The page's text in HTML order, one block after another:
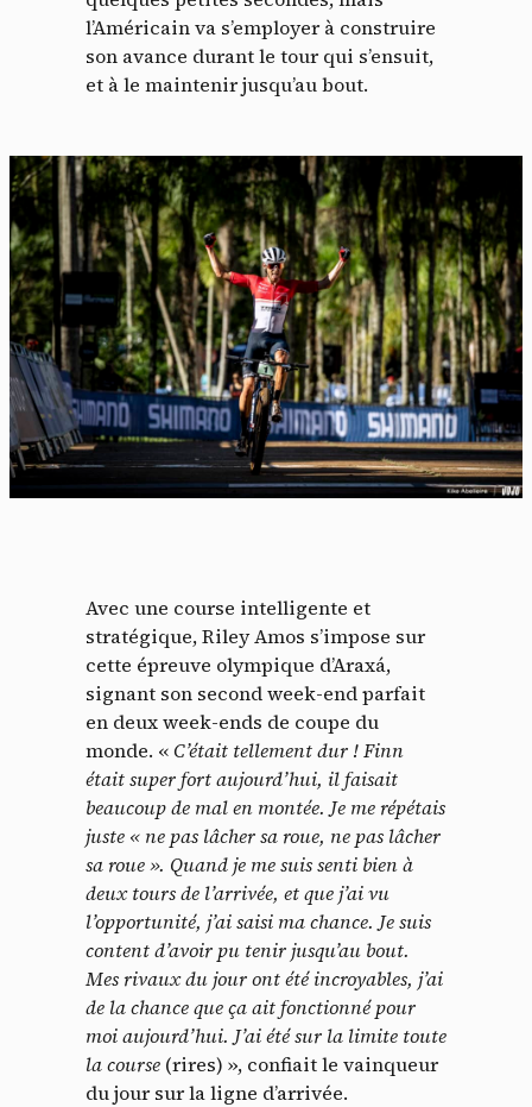
l’Américain va s’employer à construire
son avance durant le tour qui s’ensuit,
et à le maintenir jusqu’au bout.
Avec une course intelligente et
stratégique, Riley Amos s’impose sur
cette épreuve olympique d’Araxá,
signant son second week-end parfait
en deux week-ends de coupe du
monde. «C’était tellement dur ! Finn
était super fort aujourd’hui, il faisait
beaucoup de mal en montée. Je me répétais
juste « ne pas lâcher sa roue, ne pas lâcher
sa roue ». Quand je me suis senti bien à
deux tours de l’arrivée, et que j’ai vu
l’opportunité, j’ai saisi ma chance. Je suis
content d’avoir pu tenir jusqu’au bout.
Mes rivaux du jour ont été incroyables, j’ai
de la chance que ça ait fonctionné pour
moi aujourd’hui. J’ai été sur la limite toute
la course (rires) », confiait le vainqueur
du jour sur la ligne d’arrivée.